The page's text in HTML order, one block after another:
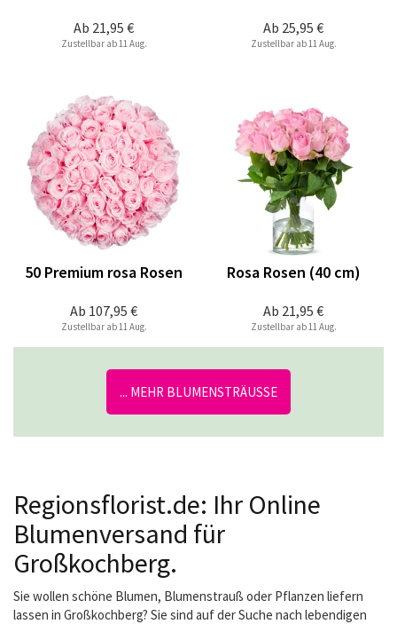
Ab 21,95 €
Zustellbar ab 11 Aug.
Ab 25,95 €
Zustellbar ab 11 Aug.
Ab 107,95 €
50 Premium rosa Rosen
Zustellbar ab 11 Aug.
Ab 21,95 €
Rosa Rosen (40 cm)
Zustellbar ab 11 Aug.
... MEHR BLUMENSTRÄUSSE
Regionsflorist.de: Ihr Online
Blumenversand für
Großkochberg.
Sie wollen schöne Blumen, Blumenstrauß oder Pflanzen liefern
lassen in Großkochberg? Sie sind auf der Suche nach lebendigen